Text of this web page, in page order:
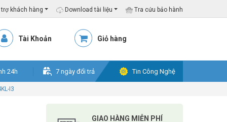
khách hàng Download tài liệu Tra cứu bảo hành
Tài Khoản Giỏ hàng
24h 7 ngày đổi trả Tin Công Nghệ
I3
GIAO HÀNG MIỄN PHÍ